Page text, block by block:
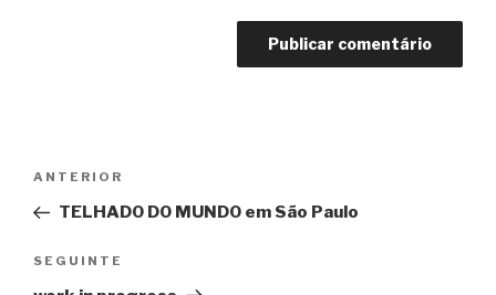
Navegação
artigos
Conteúdo
anterior
ANTERIOR
TELHADO DO MUNDO em São Paulo
Conteúdo
seguinte
SEGUINTE